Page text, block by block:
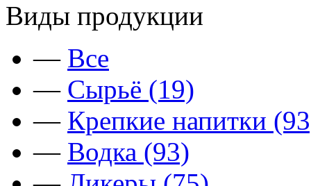
Виды продукции
— Все
— Сырьё (19)
— Крепкие напитки
— Водка (93)